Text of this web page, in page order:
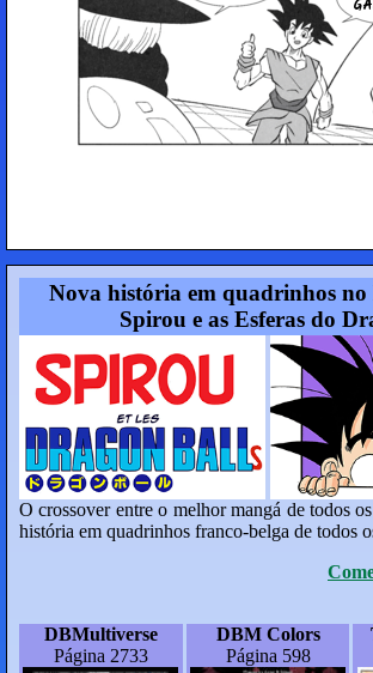
Nova história em quadrinhos
Spirou e as Esferas do
O crossover entre o melhor mangá de todos
história em quadrinhos franco-belga de todos
DBMultiverse
Página 2733
DBM Colors
Página 598